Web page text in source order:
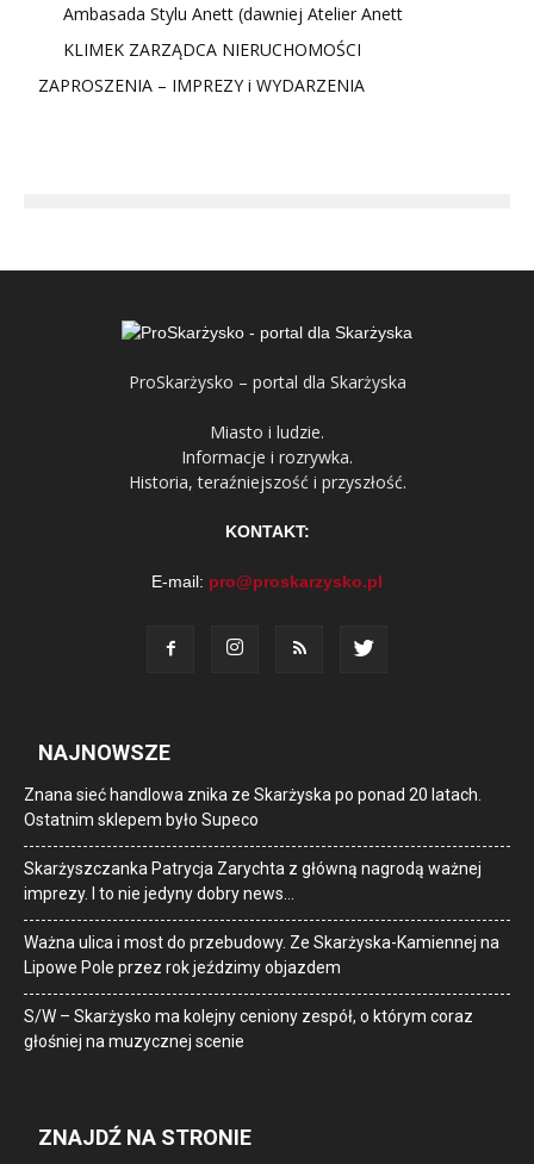
Ambasada Stylu Anett (dawniej Atelier Anett
KLIMEK ZARZĄDCA NIERUCHOMOŚCI
ZAPROSZENIA – IMPREZY i WYDARZENIA
ProSkarżysko – portal dla Skarżyska
Miasto i ludzie.
Informacje i rozrywka.
Historia, teraźniejszość i przyszłość.
KONTAKT:
E-mail: pro@proskarzysko.pl
NAJNOWSZE
Znana sieć handlowa znika ze Skarżyska po ponad 20 latach.
Ostatnim sklepem było Supeco
Skarżyszczanka Patrycja Zarychta z główną nagrodą ważnej
imprezy. I to nie jedyny dobry news…
Ważna ulica i most do przebudowy. Ze Skarżyska-Kamiennej na
Lipowe Pole przez rok jeździmy objazdem
S/W – Skarżysko ma kolejny ceniony zespół, o którym coraz
głośniej na muzycznej scenie
ZNAJDŹ NA STRONIE